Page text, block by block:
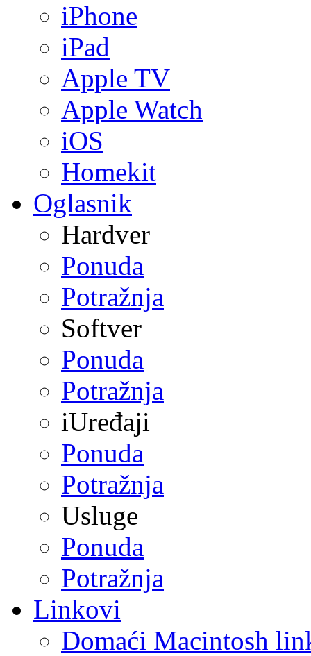
iPhone
iPad
Apple TV
Apple Watch
iOS
Homekit
Oglasnik
Hardver
Ponuda
Potražnja
Softver
Ponuda
Potražnja
iUređaji
Ponuda
Potražnja
Usluge
Ponuda
Potražnja
Linkovi
Domaći Macintosh